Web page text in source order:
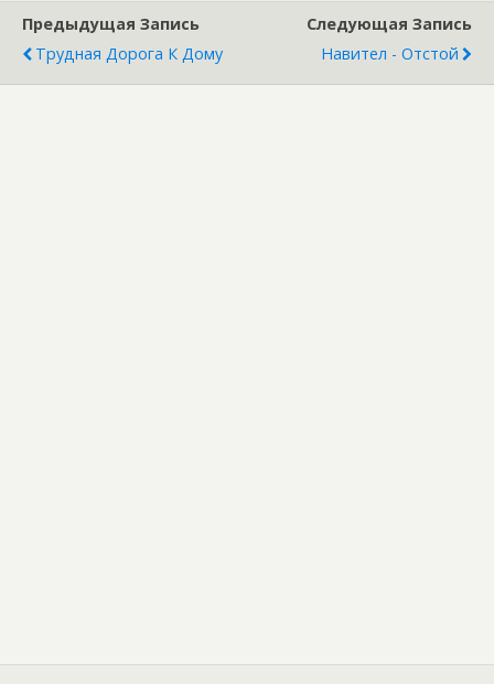
Предыдущая Запись
Трудная Дорога К Дому
Следующая Запись
Навител - Отстой